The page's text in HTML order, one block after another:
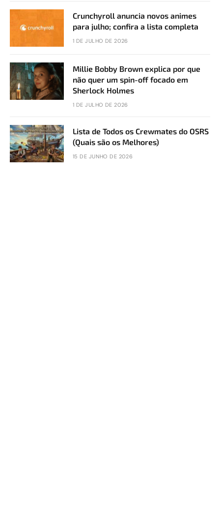
Crunchyroll anuncia novos animes
para julho; confira a lista completa
1 DE JULHO DE 2026
Millie Bobby Brown explica por que
não quer um spin-off focado em
Sherlock Holmes
1 DE JULHO DE 2026
Lista de Todos os Crewmates do OSRS
(Quais são os Melhores)
15 DE JUNHO DE 2026